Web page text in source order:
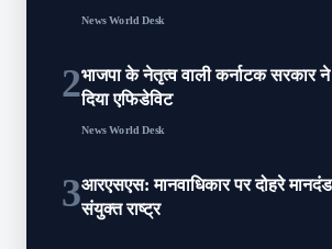
News World Desk
2भाजपा के नेतृत्व वाली कर्नाटक सरकार ने
दिया एफिडेविट
News World Desk
3आरएसएस: मानवाधिकार पर दोहरे
संयुक्त राष्ट्र